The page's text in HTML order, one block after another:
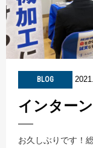
BLOG
インター
お久しぶりです！